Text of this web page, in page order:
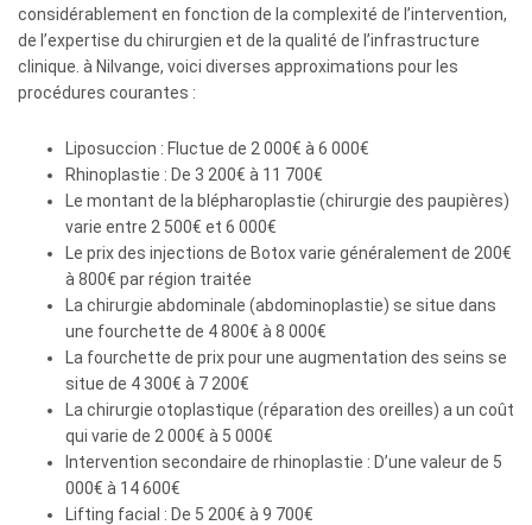
considérablement en fonction de la complexité de l’intervention,
de l’expertise du chirurgien et de la qualité de l’infrastructure
clinique. à Nilvange, voici diverses approximations pour les
procédures courantes :
Liposuccion : Fluctue de 2 000€ à 6 000€
Rhinoplastie : De 3 200€ à 11 700€
Le montant de la blépharoplastie (chirurgie des paupières)
varie entre 2 500€ et 6 000€
Le prix des injections de Botox varie généralement de 200€
à 800€ par région traitée
La chirurgie abdominale (abdominoplastie) se situe dans
une fourchette de 4 800€ à 8 000€
La fourchette de prix pour une augmentation des seins se
situe de 4 300€ à 7 200€
La chirurgie otoplastique (réparation des oreilles) a un coût
qui varie de 2 000€ à 5 000€
Intervention secondaire de rhinoplastie : D’une valeur de 5
000€ à 14 600€
Lifting facial : De 5 200€ à 9 700€